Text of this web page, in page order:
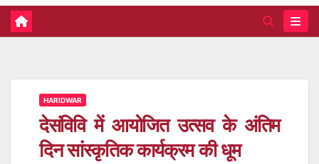
HARIDWAR
देसंविवि में आयोजित उत्सव के अंतिम
दिन सांस्कृतिक कार्यक्रम की धूम